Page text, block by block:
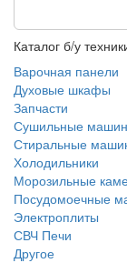
Каталог б/у
Варочная панели
Духовые шкафы
Запчасти
Сушильные
Стиральные
Холодильники
Морозильные
Посудомоечные
Электроплиты
СВЧ Печи
Другое